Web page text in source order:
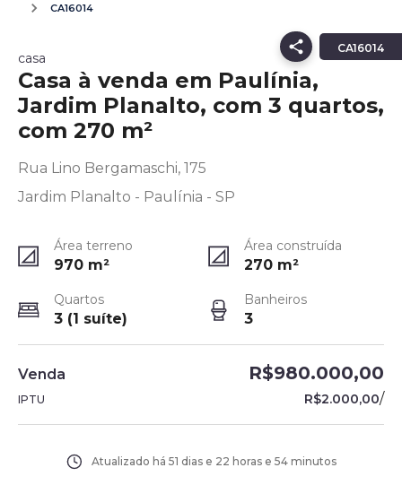
CA16014
CA16014
casa
Casa à venda em Paulínia,
Jardim Planalto, com 3 quartos,
com 270 m²
Rua Lino Bergamaschi, 175
Jardim Planalto - Paulínia - SP
Área terreno
970 m²
Área construída
270 m²
Quartos
3 (1 suíte)
Banheiros
3
Venda R$980.000,00
IPTU R$2.000,00/
Atualizado há 51 dias e 22 horas e 54 minutos